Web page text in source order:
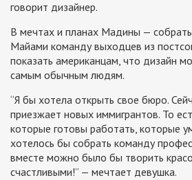
говорит дизайнер.
В мечтах и планах Мадины —
Майами команду выходцев из
показать американцам, что дизайн
самым обычным людям.
“Я бы хотела открыть свое бюро.
приезжает новых иммигрантов. То
которые готовы работать, которые
хотелось бы собрать команду
вместе можно было бы творить
счастливыми!” — мечтает девушка.